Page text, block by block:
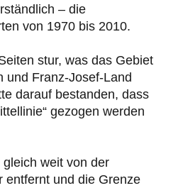
– die
von 1970 bis 2010.
stur, was das Gebiet
und Franz-Josef-Land
darauf bestanden, dass
gezogen werden
weit von der
entfernt und die Grenze